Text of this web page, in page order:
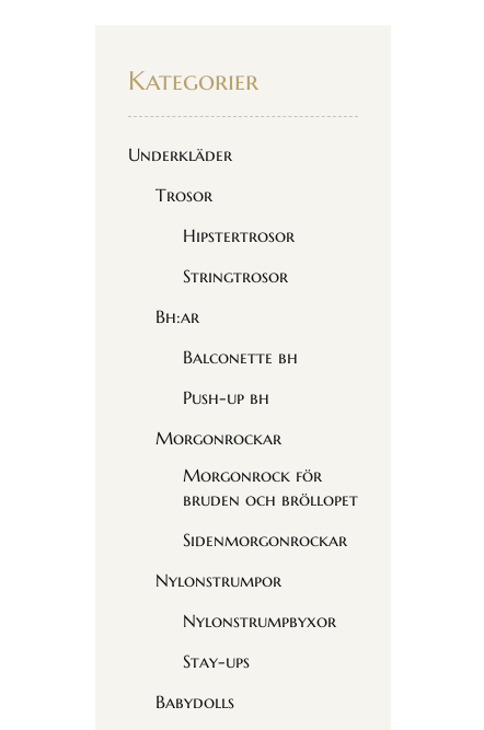
Kategorier
Underkläder
Trosor
Hipstertrosor
Stringtrosor
Bh:ar
Balconette bh
Push-up bh
Morgonrockar
Morgonrock för
bruden och bröllopet
Sidenmorgonrockar
Nylonstrumpor
Nylonstrumpbyxor
Stay-ups
Babydolls